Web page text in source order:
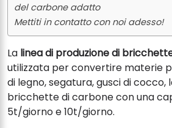
del carbone adatto
Mettiti in contatto con noi adesso!
La linea di produzione di
utilizzata per convertire materie
di legno, segatura, gusci di cocco,
bricchette di carbone con una
5t/giorno e 10t/giorno.